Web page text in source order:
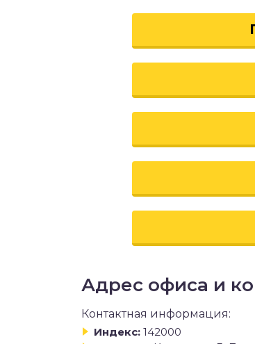
Адрес офиса и
Контактная информация:
Индекс: 142000